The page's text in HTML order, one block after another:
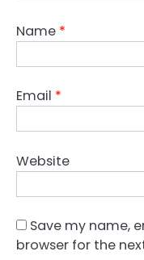
Name *
Email *
Website
Save my name,
browser for the